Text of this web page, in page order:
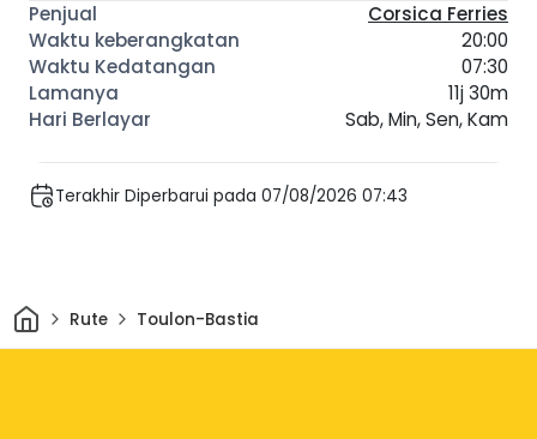
Corsica Ferries
20:00
07:30
11j 30m
Sab, Min, Sen, Kam
Terakhir Diperbarui pada 07/08/2026 07:43
Rumah
Rute Toulon-Bastia